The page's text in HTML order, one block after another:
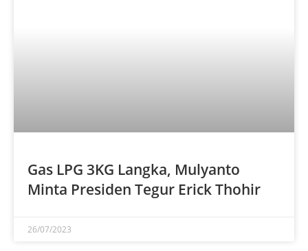
Gas LPG 3KG Langka, Mulyanto
Minta Presiden Tegur Erick Thohir
26/07/2023